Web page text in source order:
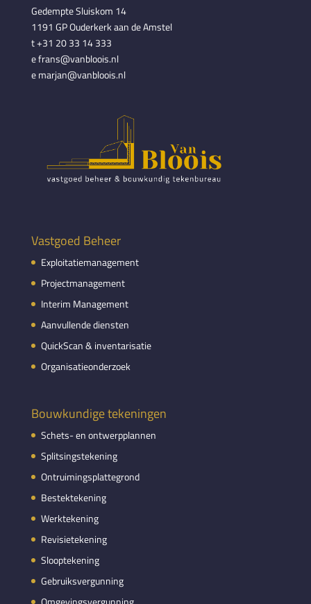
Gedempte Sluiskom 14
1191 GP Ouderkerk aan de Amstel
t +31 20 33 14 333
e frans@vanbloois.nl
e marjan@vanbloois.nl
Vastgoed Beheer
Exploitatiemanagement
Projectmanagement
Interim Management
Aanvullende diensten
QuickScan & inventarisatie
Organisatieonderzoek
Bouwkundige tekeningen
Schets- en ontwerpplannen
Splitsingstekening
Ontruimingsplattegrond
Bestektekening
Werktekening
Revisietekening
Slooptekening
Gebruiksvergunning